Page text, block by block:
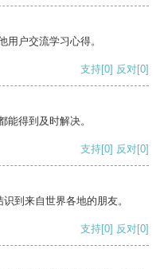
用户交流学习心得。
支持[0] 反对[0]
能得到及时解决。
支持[0] 反对[0]
到来自世界各地的朋友。
支持[0] 反对[0]